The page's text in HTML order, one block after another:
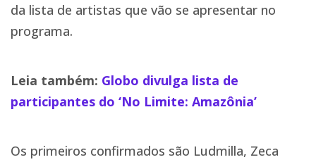
da lista de artistas que vão se apresentar no
programa.
Leia também: Globo divulga lista de
participantes do ‘No Limite: Amazônia’
Os primeiros confirmados são Ludmilla, Zeca